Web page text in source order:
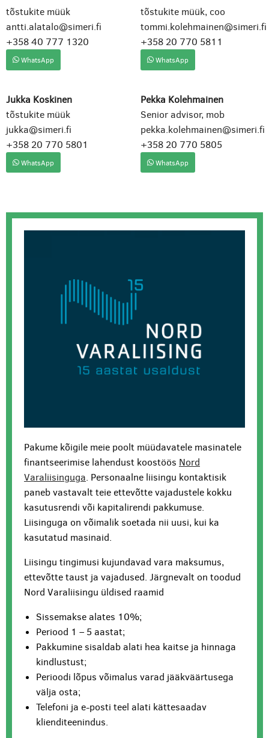
tõstukite müük
antti.alatalo@simeri.fi
+358 40 777 1320
WhatsApp
tõstukite müük, coo
tommi.kolehmainen@simeri.fi
+358 20 770 5811
WhatsApp
Jukka Koskinen
tõstukite müük
jukka@simeri.fi
+358 20 770 5801
WhatsApp
Pekka Kolehmainen
Senior advisor, mob
pekka.kolehmainen@simeri.fi
+358 20 770 5805
WhatsApp
Pakume kõigile meie poolt müüdavatele masinatele
finantseerimise lahendust koostöös Nord
Varaliisinguga. Personaalne liisingu kontaktisik
paneb vastavalt teie ettevõtte vajadustele kokku
kasutusrendi või kapitalirendi pakkumuse.
Liisinguga on võimalik soetada nii uusi, kui ka
kasutatud masinaid.
Liisingu tingimusi kujundavad vara maksumus,
ettevõtte taust ja vajadused. Järgnevalt on toodud
Nord Varaliisingu üldised raamid
Sissemakse alates 10%;
Periood 1 – 5 aastat;
Pakkumine sisaldab alati hea kaitse ja hinnaga
kindlustust;
Perioodi lõpus võimalus varad jääkväärtusega
välja osta;
Telefoni ja e-posti teel alati kättesaadav
klienditeenindus.